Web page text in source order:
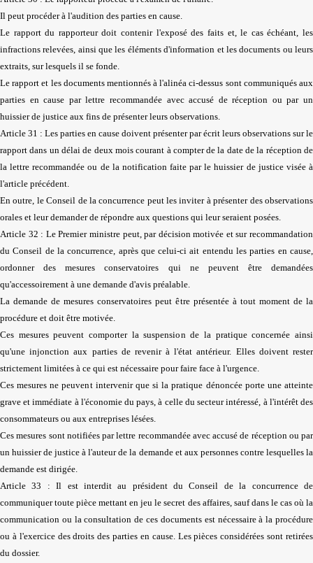
Il peut procéder à l'audition des parties en cause.
Le rapport du rapporteur doit contenir l'exposé des faits et, le cas échéant, les
infractions relevées, ainsi que les éléments d'information et les documents ou leurs
extraits, sur lesquels il se fonde.
Le rapport et les documents mentionnés à l'alinéa ci-dessus sont communiqués aux
parties en cause par lettre recommandée avec accusé de réception ou par un
huissier de justice aux fins de présenter leurs observations.
Article 31 : Les parties en cause doivent présenter par écrit leurs observations sur le
rapport dans un délai de deux mois courant à compter de la date de la réception de
la lettre recommandée ou de la notification faite par le huissier de justice visée à
l'article précédent.
En outre, le Conseil de la concurrence peut les inviter à présenter des observations
orales et leur demander de répondre aux questions qui leur seraient posées.
Article 32 : Le Premier ministre peut, par décision motivée et sur recommandation
du Conseil de la concurrence, après que celui-ci ait entendu les parties en cause,
ordonner des mesures conservatoires qui ne peuvent être demandées
qu'accessoirement à une demande d'avis préalable.
La demande de mesures conservatoires peut être présentée à tout moment de la
procédure et doit être motivée.
Ces mesures peuvent comporter la suspension de la pratique concernée ainsi
qu'une injonction aux parties de revenir à l'état antérieur. Elles doivent rester
strictement limitées à ce qui est nécessaire pour faire face à l'urgence.
Ces mesures ne peuvent intervenir que si la pratique dénoncée porte une atteinte
grave et immédiate à l'économie du pays, à celle du secteur intéressé, à l'intérêt des
consommateurs ou aux entreprises lésées.
Ces mesures sont notifiées par lettre recommandée avec accusé de réception ou par
un huissier de justice à l'auteur de la demande et aux personnes contre lesquelles la
demande est dirigée.
Article 33 : Il est interdit au président du Conseil de la concurrence de
communiquer toute pièce mettant en jeu le secret des affaires, sauf dans le cas où la
communication ou la consultation de ces documents est nécessaire à la procédure
ou à l'exercice des droits des parties en cause. Les pièces considérées sont retirées
du dossier.